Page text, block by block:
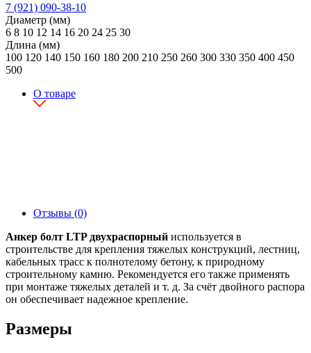
7 (921) 090-38-10
Диаметр (мм)
6 8 10 12 14 16 20 24 25 30
Длина (мм)
100 120 140 150 160 180 200 210 250 260 300 330 350 400 450
500
О товаре
Отзывы (0)
Анкер болт LTP двухраспорный используется в
строительстве для крепления тяжелых конструкций, лестниц,
кабельных трасс к полнотелому бетону, к природному
строительному камню. Рекомендуется его также применять
при монтаже тяжелых деталей и т. д. За счёт двойного распора
он обеспечивает надежное крепление.
Размеры